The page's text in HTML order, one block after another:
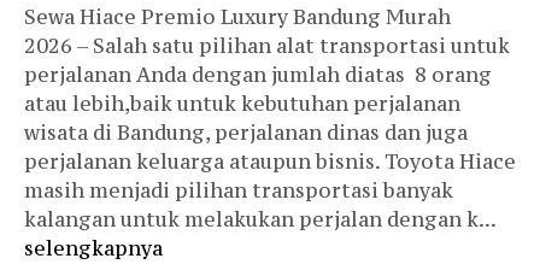
Sewa Hiace Premio Luxury Bandung Murah
2026 – Salah satu pilihan alat transportasi untuk
perjalanan Anda dengan jumlah diatas 8 orang
atau lebih,baik untuk kebutuhan perjalanan
wisata di Bandung, perjalanan dinas dan juga
perjalanan keluarga ataupun bisnis. Toyota Hiace
masih menjadi pilihan transportasi banyak
kalangan untuk melakukan perjalan dengan k...
selengkapnya